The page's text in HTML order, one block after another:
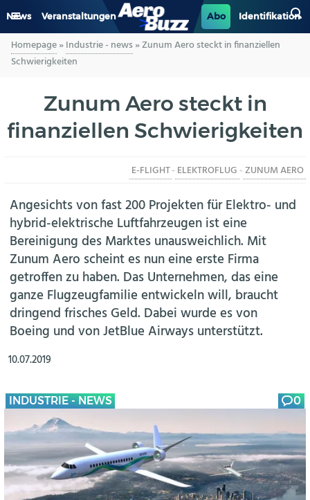
News Veranstaltungen Abo Identifikation
GENERAL AVIATION
LUFTVERKEHR
INDUSTRIE
HELIKOPTER
BERUFE
AERO-KULTUR
Homepage»Industrie - news»Zunum Aero steckt in finanziellen
Schwierigkeiten
Zunum Aero steckt in
finanziellen Schwierigkeiten
E-FLIGHT- ELEKTROFLUG -ZUNUM AERO
Angesichts von fast 200 Projekten für Elektro- und
hybrid-elektrische Luftfahrzeugen ist eine
Bereinigung des Marktes unausweichlich. Mit
Zunum Aero scheint es nun eine erste Firma
getroffen zu haben. Das Unternehmen, das eine
ganze Flugzeugfamilie entwickeln will, braucht
dringend frisches Geld. Dabei wurde es von
Boeing und von JetBlue Airways unterstützt.
10.07.2019
INDUSTRIE - NEWS 0